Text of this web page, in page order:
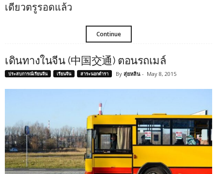
เดียวตรูรอดแล้ว
Continue
เดินทางในจีน (中国交通) ตอนรถเมล์
ประสบการณ์เรียนจีน เรียนจีน สาระนอกตำรา By สุ่ยหลิน - May 8, 2015